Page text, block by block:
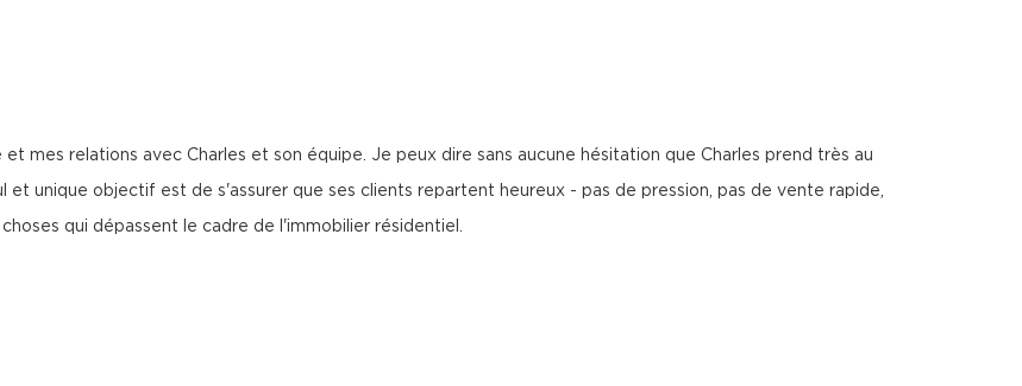
mes relations avec Charles et son équipe. Je peux dire sans aucune hésitation que Charles prend très au
et unique objectif est de s'assurer que ses clients repartent heureux - pas de pression, pas de vente rapide,
qui dépassent le cadre de l'immobilier résidentiel.